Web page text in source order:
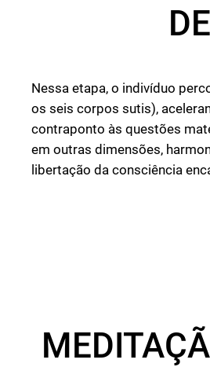
Nessa etapa, o indivíduo
os seis corpos sutis),
contraponto às questões
em outras dimensões,
libertação da consciência